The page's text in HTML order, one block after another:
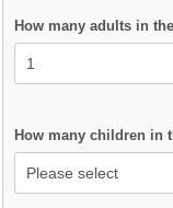
How many adults in
How many children in